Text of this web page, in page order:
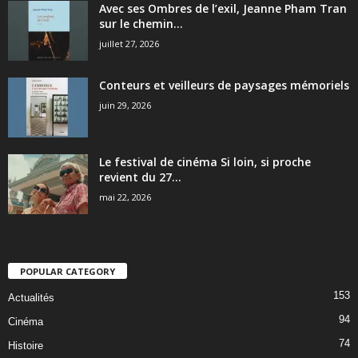
Avec ses Ombres de l’exil, Jeanne Pham Tran
sur le chemin...
juillet 27, 2026
Conteurs et veilleurs de paysages mémoriels
juin 29, 2026
Le festival de cinéma Si loin, si proche
revient du 27...
mai 22, 2026
POPULAR CATEGORY
Actualités 153
Cinéma 94
Histoire 74